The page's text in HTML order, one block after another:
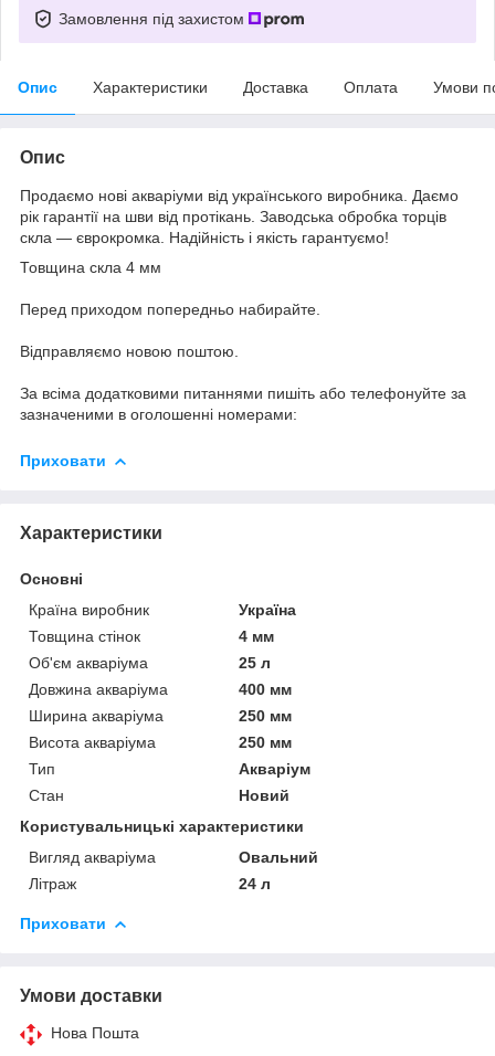
Замовлення під захистом
Опис Характеристики Доставка Оплата Умови
Опис
Продаємо нові акваріуми від українського виробника. Даємо
рік гарантії на шви від протікань. Заводська обробка торців
скла — єврокромка. Надійність і якість гарантуємо!
Товщина скла 4 мм
Перед приходом попередньо набирайте.
Відправляємо новою поштою.
За всіма додатковими питаннями пишіть або телефонуйте за
зазначеними в оголошенні номерами:
Приховати
Характеристики
Основні
Країна виробник
Україна
Товщина стінок
4 мм
Об'єм акваріума
25 л
Довжина акваріума
400 мм
Ширина акваріума
250 мм
Висота акваріума
250 мм
Тип
Акваріум
Стан
Новий
Користувальницькі характеристики
Вигляд акваріума
Овальний
Літраж
24 л
Приховати
Умови доставки
Нова Пошта